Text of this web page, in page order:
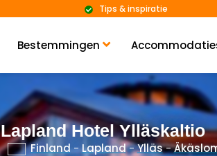
Bestemmingen
Tips & inspiratie
Lapland Hotel Ylläskaltio
Finland-Lapland-Ylläs-